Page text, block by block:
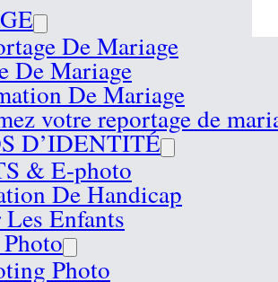
De Mariage
De Mariage
De Mariage
votre reportage de
D’IDENTITÉ
& E-photo
De Handicap
Les Enfants
Photo
Photo